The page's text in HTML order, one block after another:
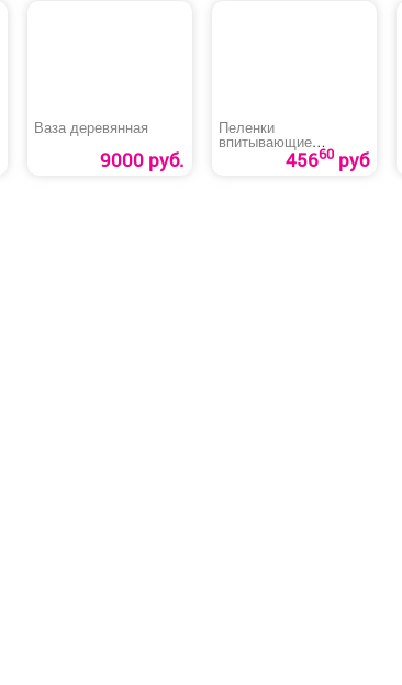
Ваза деревянная
9000 руб.
Пеленки
впитывающие
«Медлил» эконом
45660руб